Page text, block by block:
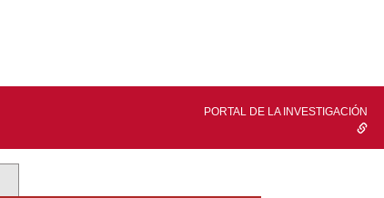
PORTAL DE LA INVESTIGACIÓN